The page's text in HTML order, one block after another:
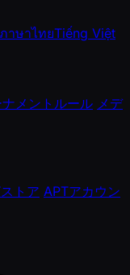
ภาษาไทยTiếng Việt
ナメントルール メデ
トア APTアカウン